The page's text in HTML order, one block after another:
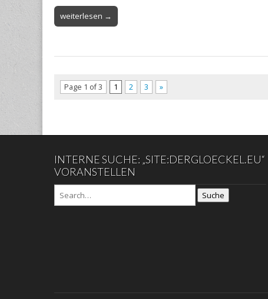
weiterlesen →
Page 1 of 3 1 2 3 »
INTERNE SUCHE: „SITE:DERGLOECKEL.EU“
VORANSTELLEN
Suche